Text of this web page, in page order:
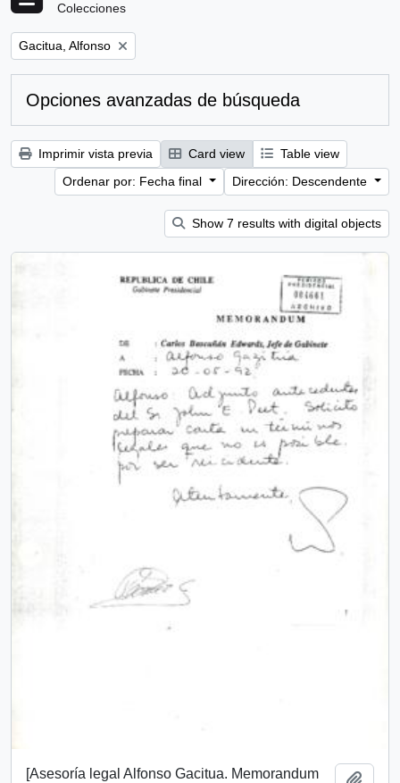
Colecciones
Remove filter:
Gacitua, Alfonso
Opciones avanzadas de búsqueda
Imprimir vista previa Card view
Table view
Ordenar por: Fecha final
Dirección: Descendente
Show 7 results with digital objects
[Asesoría legal Alfonso Gacitua. Memorandum